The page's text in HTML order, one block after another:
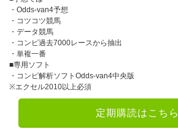
・Odds-van4予想
・コツコツ競馬
・データ競馬
・コンピ過去7000レースから抽出
・単複一番
■専用ソフト
・コンピ解析ソフトOdds-van4中央版
※エクセル2010以上必須
定期購読はこちら